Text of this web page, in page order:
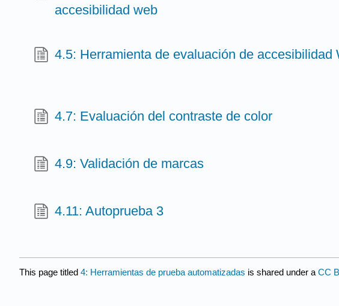
accesibilidad web
4.5: Herramienta de evaluación de accesibilidad
4.7: Evaluación del contraste de color
4.9: Validación de marcas
4.11: Autoprueba 3
This page titled 4: Herramientas de prueba automatizadas is shared under a CC